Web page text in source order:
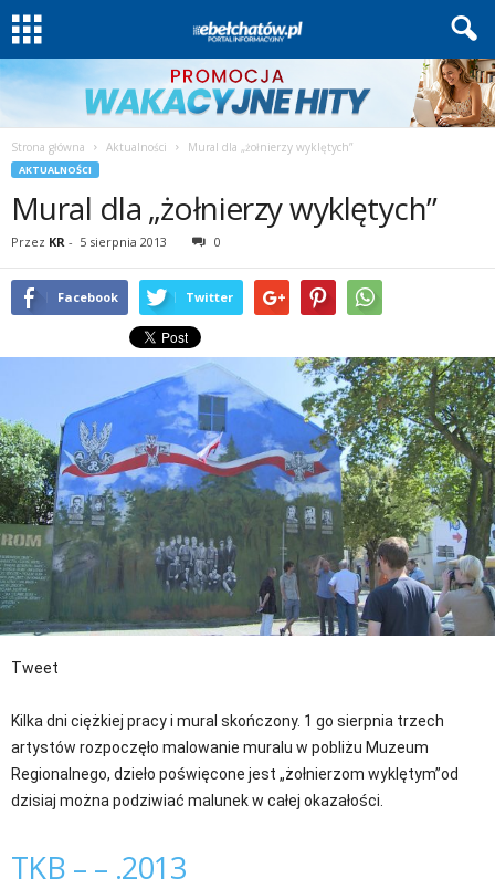
Strona główna Aktualności Mural dla „żołnierzy wyklętych”
AKTUALNOŚCI
Mural dla „żołnierzy wyklętych”
Przez KR - 5 sierpnia 2013 0
Facebook Twitter
Tweet
Kilka dni ciężkiej pracy i mural skończony. 1 go sierpnia trzech
artystów rozpoczęło malowanie muralu w pobliżu Muzeum
Regionalnego, dzieło poświęcone jest „żołnierzom wyklętym”od
dzisiaj można podziwiać malunek w całej okazałości.
TKB – – .2013